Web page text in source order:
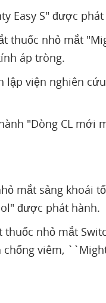
Easy S" được
thuốc nhỏ mắt
áp tròng.
lập viện nghiên
"Dòng CL mới
mắt sảng khoái
được phát hành.
thuốc nhỏ mắt
chống viêm,